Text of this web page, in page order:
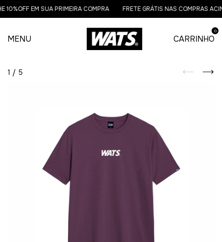
EM SUA PRIMEIRA COMPRA FRETE GRÁTIS NAS COMPRAS
MENU CARRINHO
0
1 / 5